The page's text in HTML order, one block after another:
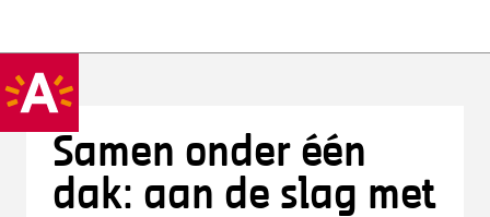
Samen onder één
dak: aan de slag met